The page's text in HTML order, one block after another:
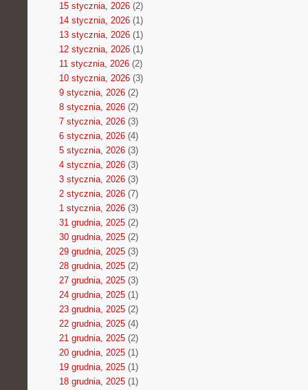
15 stycznia, 2026(2)
14 stycznia, 2026(1)
13 stycznia, 2026(1)
12 stycznia, 2026(1)
11 stycznia, 2026(2)
10 stycznia, 2026(3)
9 stycznia, 2026(2)
8 stycznia, 2026(2)
7 stycznia, 2026(3)
6 stycznia, 2026(4)
5 stycznia, 2026(3)
4 stycznia, 2026(3)
3 stycznia, 2026(3)
2 stycznia, 2026(7)
1 stycznia, 2026(3)
31 grudnia, 2025(2)
30 grudnia, 2025(2)
29 grudnia, 2025(3)
28 grudnia, 2025(2)
27 grudnia, 2025(3)
24 grudnia, 2025(1)
23 grudnia, 2025(2)
22 grudnia, 2025(4)
21 grudnia, 2025(2)
20 grudnia, 2025(1)
19 grudnia, 2025(1)
18 grudnia, 2025(1)